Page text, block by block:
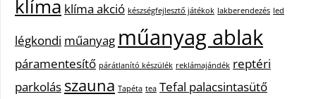
klíma klíma akció készségfejlesztő játékok lakberendezés led
légkondi műanyag műanyag ablak
páramentesítő párátlanító készülék reklámajándék reptéri
parkolás szauna Tapéta tea Tefal palacsintasütő